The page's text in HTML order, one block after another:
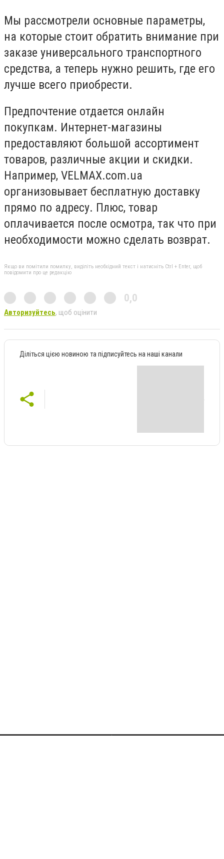
Мы рассмотрели основные параметры,
на которые стоит обратить внимание при
заказе универсального транспортного
средства, а теперь нужно решить, где его
лучше всего приобрести.
Предпочтение отдается онлайн
покупкам. Интернет-магазины
предоставляют большой ассортимент
товаров, различные акции и скидки.
Например, VELMAX.com.ua
организовывает бесплатную доставку
прямо по адресу. Плюс, товар
оплачивается после осмотра, так что при
необходимости можно сделать возврат.
Якщо ви помітили помилку, виділіть необхідний текст і натисніть Ctrl + Enter, щоб
повідомити про це редакцію
0,0
Авторизуйтесь, щоб оцінити
Діліться цією новиною та підписуйтесь на наші канали